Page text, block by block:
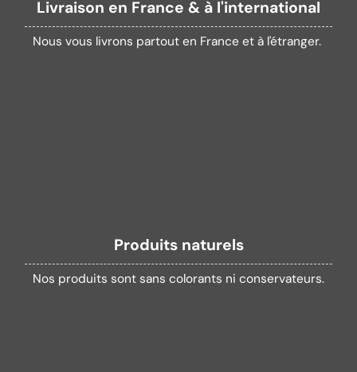
Livraison en France & à l'international
Nous vous livrons partout en France et à l'étranger.
Produits naturels
Nos produits sont sans colorants ni conservateurs.